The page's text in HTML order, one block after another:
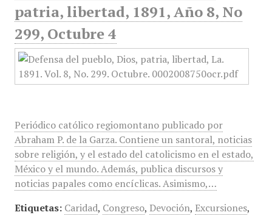
patria, libertad, 1891, Año 8, No
299, Octubre 4
Periódico católico regiomontano publicado por
Abraham P. de la Garza. Contiene un santoral, noticias
sobre religión, y el estado del catolicismo en el estado,
México y el mundo. Además, publica discursos y
noticias papales como encíclicas. Asimismo,…
Etiquetas: Caridad, Congreso, Devoción, Excursiones,